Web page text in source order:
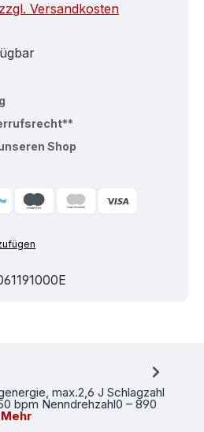
Versandkosten
Shop
max.2,6 J Schlagzahl
bpm Nenndrehzahl0 – 890
Mehr